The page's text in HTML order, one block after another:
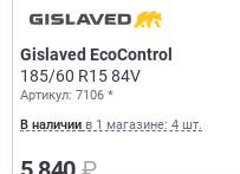
Gislaved EcoControl
185/60 R15 84V
Артикул: 7106 *
В наличии в 1 магазине: 4 шт.